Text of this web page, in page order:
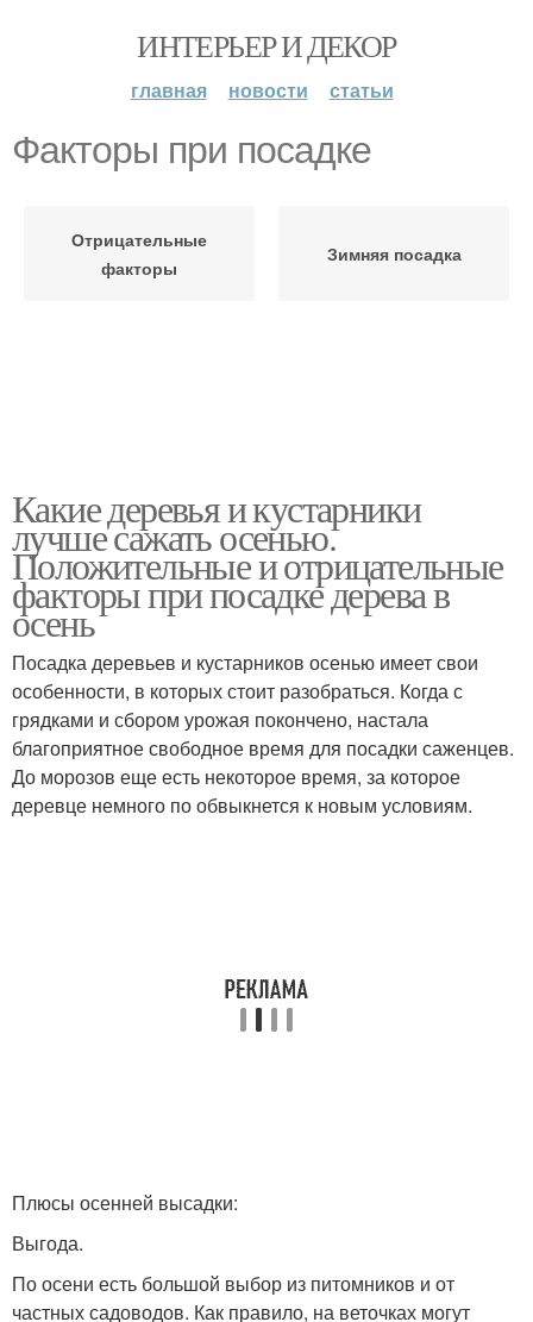
ИНТЕРЬЕР И ДЕКОР
главная новости статьи
Факторы при посадке
Отрицательные
факторы
Зимняя посадка
Какие деревья и кустарники
лучше сажать осенью.
Положительные и отрицательные
факторы при посадке дерева в
осень
Посадка деревьев и кустарников осенью имеет свои
особенности, в которых стоит разобраться. Когда с
грядками и сбором урожая покончено, настала
благоприятное свободное время для посадки саженцев.
До морозов еще есть некоторое время, за которое
деревце немного по обвыкнется к новым условиям.
Плюсы осенней высадки:
Выгода.
По осени есть большой выбор из питомников и от
частных садоводов. Как правило, на веточках могут